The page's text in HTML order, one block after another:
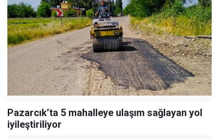
Pazarcık’ta 5 mahalleye ulaşım sağlayan yol
iyileştiriliyor